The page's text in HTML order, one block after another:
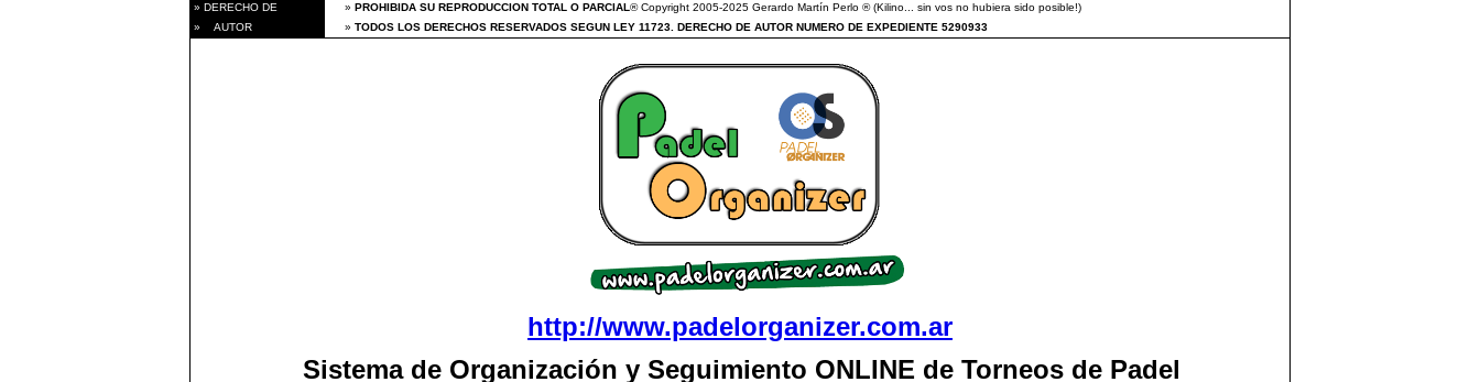
» DERECHO DE » PROHIBIDA SU REPRODUCCION TOTAL O PARCIAL® Copyright 2005-2025 Gerardo Martín Perlo ® (Kilino... sin vos no hubiera sido posible!)
» AUTOR
» TODOS LOS DERECHOS RESERVADOS SEGUN LEY 11723. DERECHO DE AUTOR NUMERO DE EXPEDIENTE 5290933
http://www.padelorganizer.com.ar
Sistema de Organización y Seguimiento ONLINE de Torneos de Padel